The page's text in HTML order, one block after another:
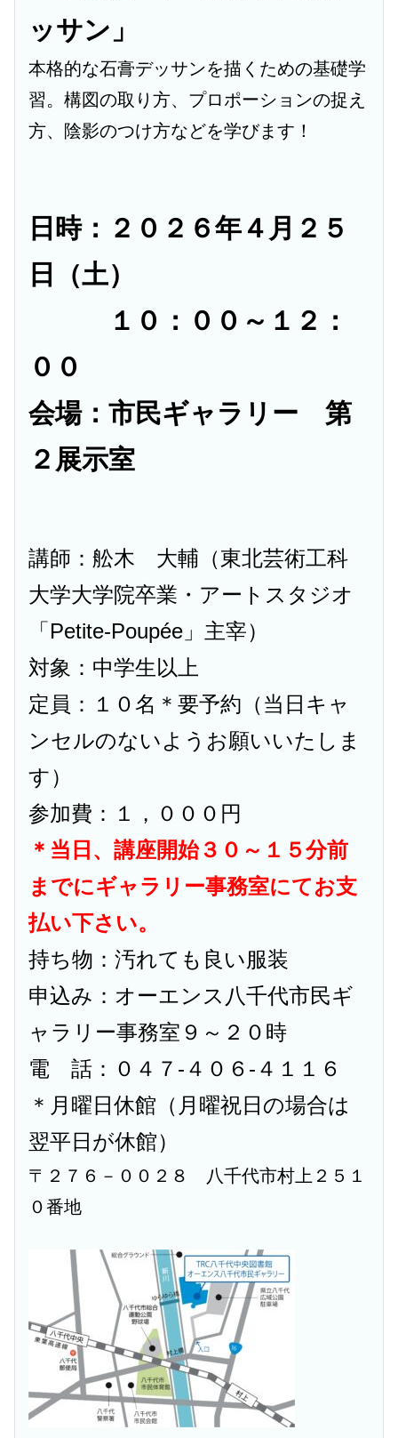
ッサン」
本格的な石膏デッサンを描くための基礎学
習。構図の取り方、プロポーションの捉え
方、陰影のつけ方などを学びます！
日時：２０２６年４月２５
日（土）
１０：００～１２：
００
会場：市民ギャラリー 第
２展示室
講師：舩木 大輔（東北芸術工科
大学大学院卒業・アートスタジオ
「Petite-Poupée」主宰）
対象：中学生以上
定員：１０名＊要予約（当日キャ
ンセルのないようお願いいたしま
す）
参加費：１，０００円
＊当日、講座開始３０～１５分前
までにギャラリー事務室にてお支
払い下さい。
持ち物：汚れても良い服装
申込み：オーエンス八千代市民ギ
ャラリー事務室９～２０時
電 話：０４７-４０６-４１１６
＊月曜日休館（月曜祝日の場合は
翌平日が休館）
〒２７６－００２８ 八千代市村上２５１
０番地